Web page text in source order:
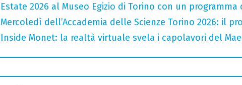
Estate 2026 al Museo Egizio di Torino con un
Mercoledì dell’Accademia delle Scienze Torino 2026: il
Inside Monet: la realtà virtuale svela i capolavori del